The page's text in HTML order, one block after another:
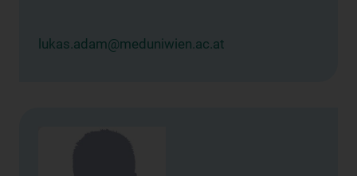
lukas.adam@meduniwien.ac.at